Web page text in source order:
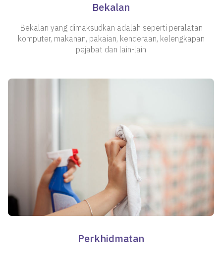
Bekalan
Bekalan yang dimaksudkan adalah seperti peralatan
komputer, makanan, pakaian, kenderaan, kelengkapan
pejabat dan lain-lain
Perkhidmatan